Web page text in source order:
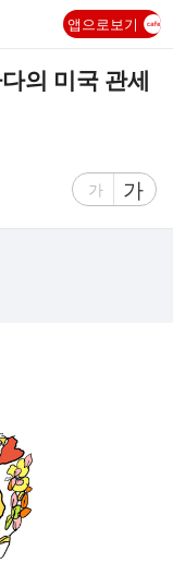
앱으로보기
의 미국 관세
글
가
글
자
가